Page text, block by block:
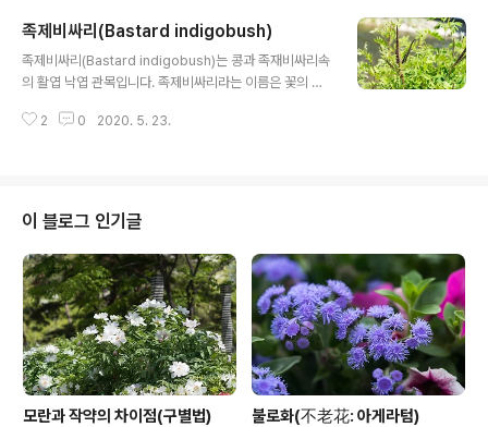
복"입니다. 학명 Trifolium pratense L. 1753 분류 식
물계 └ 속씨식물문 └ 쌍떡잎식물강 └ 콩목 └ 콩과 └ 토끼
풀속 └ 붉은토끼풀 다른이름 붉은토끼풀, 레드클로버, 홍
d clover 원산지 유럽
족제비싸리(Bastard indigobush)
족제비싸리(Bastard indigobush)는 콩과 족재비싸리속
의 활엽 낙엽 관목입니다. 족제비싸리라는 이름은 꽃의 모
10년경 일본에 수입되어 일본 및 만주 등에 심었다가 193
잎식물강 └ 콩목 └ 콩과 └ 족제비싸리속 └ 족제비싸리 다
른이름 족제비싸리, 왜싸리, desert false indigo, false
indigo-bush, bastard indigobush 원산지 북아메리
카
2 0 2020. 5. 23.
이 블로그 인기글
모란과 작약의 차이점(구별법) 불로화(不老花: 아게라텀)